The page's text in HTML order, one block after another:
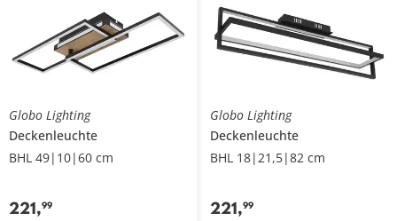
Globo Lighting
Deckenleuchte
BHL 49|10|60 cm
221,99
Globo Lighting
Deckenleuchte
BHL 18|21,5|82 cm
221,99